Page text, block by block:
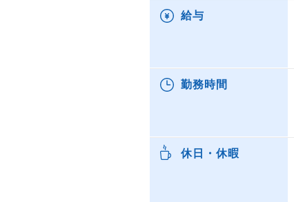
給与
勤務時間
休日・休暇